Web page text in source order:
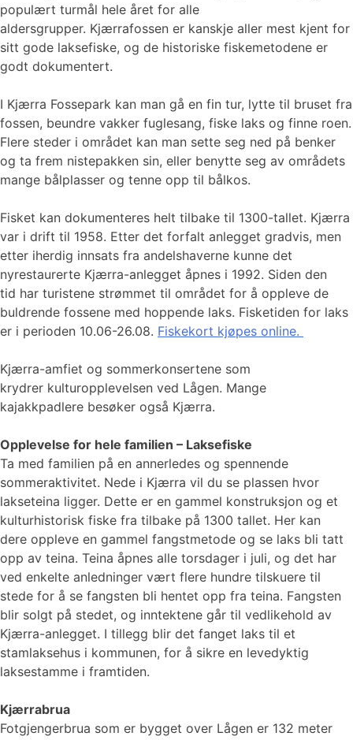
populært turmål hele året for alle
aldersgrupper. Kjærrafossen er kanskje aller mest kjent for
sitt gode laksefiske, og de historiske fiskemetodene er
godt dokumentert.
I Kjærra Fossepark kan man gå en fin tur, lytte til bruset fra
fossen, beundre vakker fuglesang, fiske laks og finne roen.
Flere steder i området kan man sette seg ned på benker
og ta frem nistepakken sin, eller benytte seg av områdets
mange bålplasser og tenne opp til bålkos.
Fisket kan dokumenteres helt tilbake til 1300-tallet. Kjærra
var i drift til 1958. Etter det forfalt anlegget gradvis, men
etter iherdig innsats fra andelshaverne kunne det
nyrestaurerte Kjærra-anlegget åpnes i 1992. Siden den
tid har turistene strømmet til området for å oppleve de
buldrende fossene med hoppende laks. Fisketiden for laks
er i perioden 10.06-26.08. Fiskekort kjøpes online.
Kjærra-amfiet og sommerkonsertene som
krydrer kulturopplevelsen ved Lågen. Mange
kajakkpadlere besøker også Kjærra.
Opplevelse for hele familien – Laksefiske
Ta med familien på en annerledes og spennende
sommeraktivitet. Nede i Kjærra vil du se plassen hvor
lakseteina ligger. Dette er en gammel konstruksjon og et
kulturhistorisk fiske fra tilbake på 1300 tallet. Her kan
dere oppleve en gammel fangstmetode og se laks bli tatt
opp av teina. Teina åpnes alle torsdager i juli, og det har
ved enkelte anledninger vært flere hundre tilskuere til
stede for å se fangsten bli hentet opp fra teina. Fangsten
blir solgt på stedet, og inntektene går til vedlikehold av
Kjærra-anlegget. I tillegg blir det fanget laks til et
stamlaksehus i kommunen, for å sikre en levedyktig
laksestamme i framtiden.
Kjærrabrua
Fotgjengerbrua som er bygget over Lågen er 132 meter